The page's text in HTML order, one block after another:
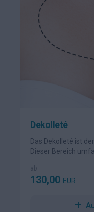
Dekolleté
Das Dekolleté ist
Dieser Bereich
ab
130,00 EUR